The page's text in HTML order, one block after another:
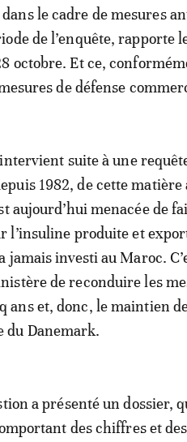
le cadre de mesures
de l’enquête, rapporte
octobre. Et ce,
de défense
suite à une
1982, de cette
aujourd’hui menacée de
l’insuline produite et
jamais investi au Maroc.
de reconduire les
et, donc, le maintien
du Danemark.
a présenté un dossier,
des chiffres et